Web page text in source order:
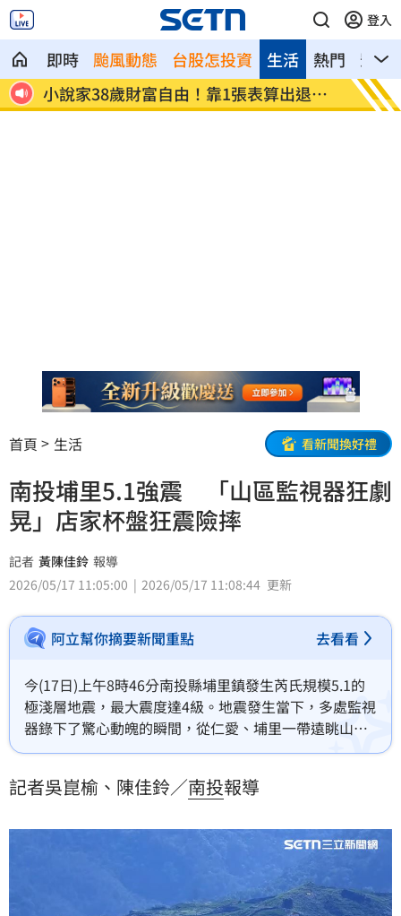
登入
即時 颱風動態 台股怎投資 熱門 影音
生活
紅 小說家38歲財富自由！靠1張表算出退休
金
全聯
付」！
首頁 生活 看新聞換好禮
南投埔里5.1強震 「山區監視器狂劇
晃」店家杯盤狂震險摔
記者 黃陳佳鈴 報導
2026/05/17 11:05:00
2026/05/17 11:08:44 更新
阿立幫你摘要新聞重點 去看看
今(17日)上午8時46分南投縣埔里鎮發生芮氏規模5.1的
極淺層地震，最大震度達4級。地震發生當下，多處監視
器錄下了驚心動魄的瞬間，從仁愛、埔里一帶遠眺山區
的即時影像中可見，上午8時46分一到，原本平靜的翠
劇烈雜訊，畫面中甚至有驚逃的鳥隻飛過，顯示山區震
起地震主因為板塊擠壓導致「應力東傳」，屬於獨立事
記者吳崑榆、陳佳鈴／南投報導